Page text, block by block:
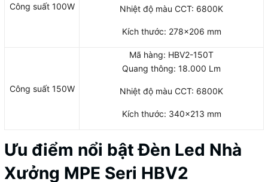
Công suất 100W Nhiệt độ màu CCT: 6800K
Kích thước: 278×206 mm
Công suất 150W
Mã hàng: HBV2-150T
Quang thông: 18.000 Lm
Nhiệt độ màu CCT: 6800K
Kích thước: 340×213 mm
Ưu điểm nổi bật Đèn Led Nhà
Xưởng MPE Seri HBV2